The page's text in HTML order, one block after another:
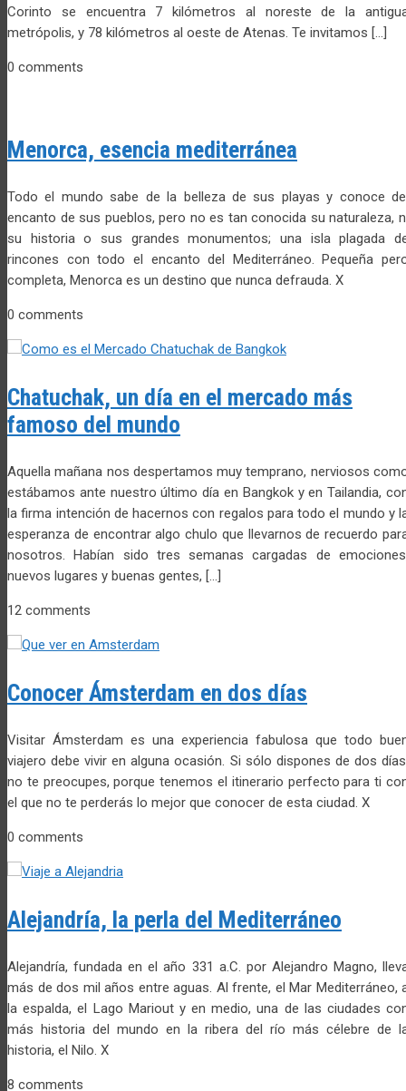
Corinto se encuentra 7 kilómetros al noreste de la
metrópolis, y 78 kilómetros al oeste de Atenas. Te invitamos […]
0 comments
Menorca, esencia mediterránea
Todo el mundo sabe de la belleza de sus playas y conoce
encanto de sus pueblos, pero no es tan conocida su naturaleza,
su historia o sus grandes monumentos; una isla plagada
rincones con todo el encanto del Mediterráneo. Pequeña
completa, Menorca es un destino que nunca defrauda. X
0 comments
Chatuchak, un día en el mercado más
famoso del mundo
Aquella mañana nos despertamos muy temprano, nerviosos
estábamos ante nuestro último día en Bangkok y en Tailandia,
la firma intención de hacernos con regalos para todo el mundo y
esperanza de encontrar algo chulo que llevarnos de recuerdo
nosotros. Habían sido tres semanas cargadas de
nuevos lugares y buenas gentes, […]
12 comments
Conocer Ámsterdam en dos días
Visitar Ámsterdam es una experiencia fabulosa que todo
viajero debe vivir en alguna ocasión. Si sólo dispones de dos
no te preocupes, porque tenemos el itinerario perfecto para ti
el que no te perderás lo mejor que conocer de esta ciudad. X
0 comments
Alejandría, la perla del Mediterráneo
Alejandría, fundada en el año 331 a.C. por Alejandro Magno,
más de dos mil años entre aguas. Al frente, el Mar Mediterráneo,
la espalda, el Lago Mariout y en medio, una de las ciudades
más historia del mundo en la ribera del río más célebre de
historia, el Nilo. X
8 comments